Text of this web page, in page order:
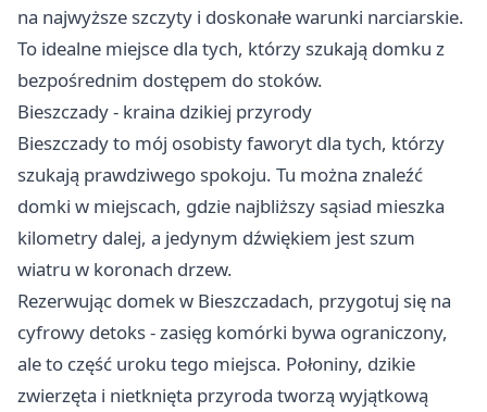
na najwyższe szczyty i doskonałe warunki narciarskie.
To idealne miejsce dla tych, którzy szukają domku z
bezpośrednim dostępem do stoków.
Bieszczady - kraina dzikiej przyrody
Bieszczady to mój osobisty faworyt dla tych, którzy
szukają prawdziwego spokoju. Tu można znaleźć
domki w miejscach, gdzie najbliższy sąsiad mieszka
kilometry dalej, a jedynym dźwiękiem jest szum
wiatru w koronach drzew.
Rezerwując domek w Bieszczadach, przygotuj się na
cyfrowy detoks - zasięg komórki bywa ograniczony,
ale to część uroku tego miejsca. Połoniny, dzikie
zwierzęta i nietknięta przyroda tworzą wyjątkową